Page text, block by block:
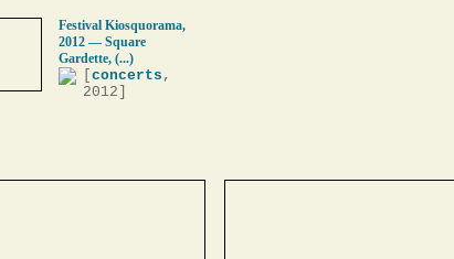
Festival Kiosquorama,
2012 — Square
Gardette, (...)
concerts ,
2012]